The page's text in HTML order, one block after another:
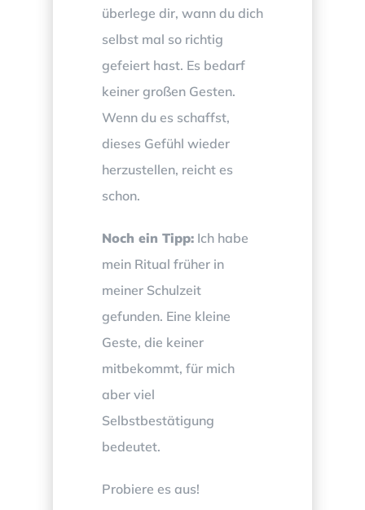
überlege dir, wann du dich
selbst mal so richtig
gefeiert hast. Es bedarf
keiner großen Gesten.
Wenn du es schaffst,
dieses Gefühl wieder
herzustellen, reicht es
schon.
Noch ein Tipp:Ich habe
mein Ritual früher in
meiner Schulzeit
gefunden. Eine kleine
Geste, die keiner
mitbekommt, für mich
aber viel
Selbstbestätigung
bedeutet.
Probiere es aus!